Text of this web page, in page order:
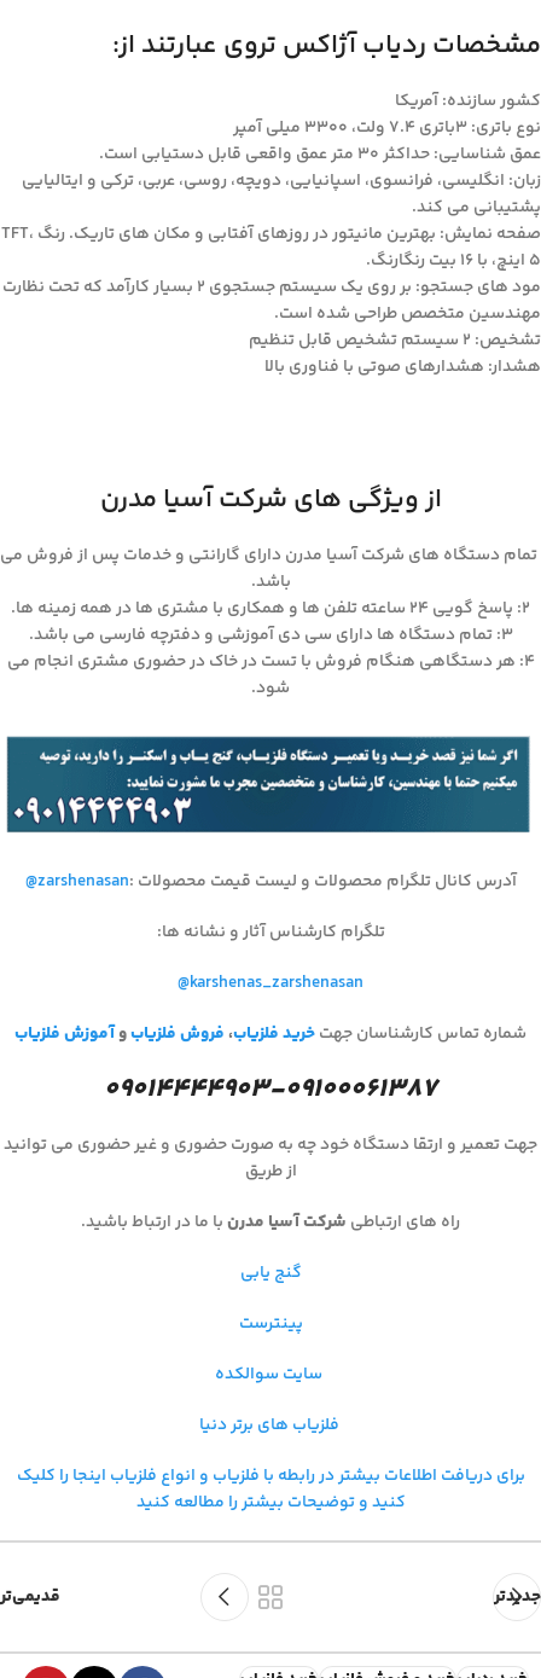
مشخصات ردیاب آژاکس تروی عبارتند از:
کشور سازنده:آمریکا
نوع باتری:3باتری 7.4 ولت، 3300 میلی آمپر
عمق شناسایی:حداکثر 30 متر عمق واقعی قابل دستیابی است.
زبان: انگلیسی، فرانسوی، اسپانیایی، دویچه، روسی، عربی، ترکی و ایتالیایی
پشتیبانی می کند.
صفحه نمایش:
بهترین مانیتور در روزهای آفتابی و مکان های تاریک. رنگ TFT،
5 اینچ، با 16 بیت رنگارنگ.
مود های جستجو:
بر روی یک سیستم جستجوی 2 بسیار کارآمد که تحت نظارت
مهندسین متخصص طراحی شده است.
تشخیص: 2 سیستم تشخیص قابل تنظیم
هشدار: هشدارهای صوتی با فناوری بالا
از ویژگی های شرکت آسیا مدرن
تمام دستگاه های شرکت آسیا مدرن دارای گارانتی و خدمات پس از فروش می
باشد.
۲: پاسخ گویی ۲۴ ساعته تلفن ها و همکاری با مشتری ها در همه زمینه ها.
۳: تمام دستگاه ها دارای سی دی آموزشی و دفترچه فارسی می باشد.
۴: هر دستگاهی هنگام فروش با تست در خاک در حضوری مشتری انجام می
شود.
آدرس کانال تلگرام محصولات و لیست قیمت محصولات :
@zarshenasan
تلگرام کارشناس آثار و نشانه ها:
@karshenas_zarshenasan
شماره تماس کارشناسان جهتخرید فلزیاب،فروش فلزیابوآموزش فلزیاب
۰۹۰۱۴۴۴۴۹۰۳-۰۹۱۰۰۰۶۱۳۸۷
جهت تعمیر و ارتقا دستگاه خود چه به صورت حضوری و غیر حضوری می توانید
از طریق
راه های ارتباطی شرکت آسیا مدرنبا ما در ارتباط باشید.
گنج یابی
پینترست
سایت سوالکده
فلزیاب های برتر دنیا
برای دریافت اطلاعات بیشتر در رابطه با فلزیاب و انواع فلزیاب اینجا را کلیک
کنید و توضیحات بیشتر را مطالعه کنید
جدیدتر قدیمی‌تر